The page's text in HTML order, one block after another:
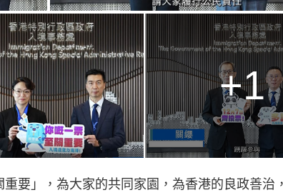
+1
要」，為大家的共同家園，為香港的良政善治